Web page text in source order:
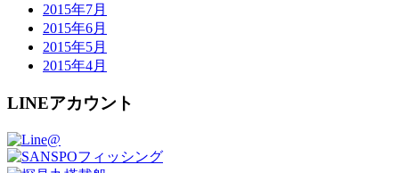
2015年7月
2015年6月
2015年5月
2015年4月
LINEアカウント